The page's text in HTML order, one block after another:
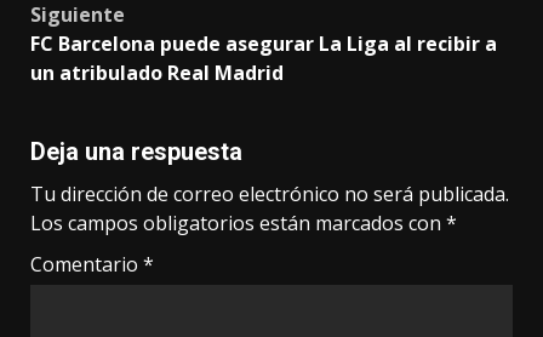
Siguiente
FC Barcelona puede asegurar La Liga al recibir a
un atribulado Real Madrid
Deja una respuesta
Tu dirección de correo electrónico no será publicada.
Los campos obligatorios están marcados con *
Comentario *